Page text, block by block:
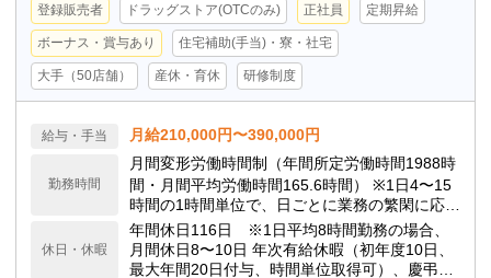
登録販売者 ドラッグストア(OTCのみ) 正社員 定期昇給
ボーナス・賞与あり 住宅補助(手当)・寮・社宅
大手（50店舗） 産休・育休 研修制度
給与・手当 月給210,000円〜390,000円
勤務時間
月間変形労働時間制（年間所定労働時間1988時
間・月間平均労働時間165.6時間） ※1日4〜15
時間の1時間単位で、日ごとに業務の繁閑に応じ
て勤務時間を設定します。
休日・休暇
年間休日116日 ※1日平均8時間勤務の場合、
月間休日8〜10日 年次有給休暇（初年度10日、
最大年間20日付与、時間単位取得可）、慶弔休